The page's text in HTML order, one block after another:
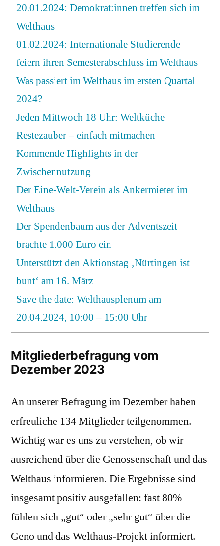
20.01.2024: Demokrat:innen treffen sich im
Welthaus
01.02.2024: Internationale Studierende
feiern ihren Semesterabschluss im Welthaus
Was passiert im Welthaus im ersten Quartal
2024?
Jeden Mittwoch 18 Uhr: Weltküche
Restezauber – einfach mitmachen
Kommende Highlights in der
Zwischennutzung
Der Eine-Welt-Verein als Ankermieter im
Welthaus
Der Spendenbaum aus der Adventszeit
brachte 1.000 Euro ein
Unterstützt den Aktionstag ‚Nürtingen ist
bunt‘ am 16. März
Save the date: Welthausplenum am
20.04.2024, 10:00 – 15:00 Uhr
Mitgliederbefragung vom
Dezember 2023
An unserer Befragung im Dezember haben
erfreuliche 134 Mitglieder teilgenommen.
Wichtig war es uns zu verstehen, ob wir
ausreichend über die Genossenschaft und das
Welthaus informieren. Die Ergebnisse sind
insgesamt positiv ausgefallen: fast 80%
fühlen sich „gut“ oder „sehr gut“ über die
Geno und das Welthaus-Projekt informiert.